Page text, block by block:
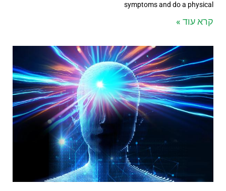
symptoms and do a physical
קרא עוד »